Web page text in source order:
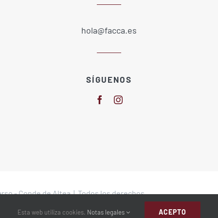
hola@facca.es
SÍGUENOS
- Conde de Altea | Todos los derechos
Esta web utiliza cookies. Notas legales ACEPTO